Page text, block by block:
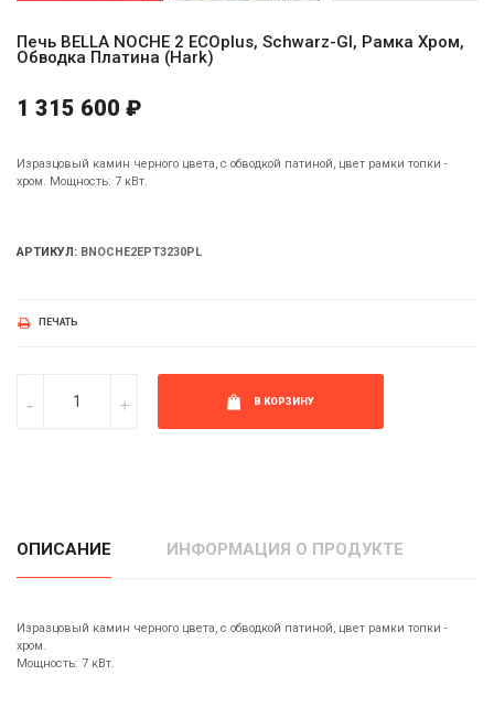
Печь BELLA NOCHE 2 ECOplus, Schwarz-Gl, Рамка Хром,
Обводка Платина (Hark)
1 315 600 ₽
Изразцовый камин черного цвета, с обводкой патиной, цвет рамки топки -
хром. Мощность: 7 кВт.
АРТИКУЛ: BNOCHE2EPT3230PL
ПЕЧАТЬ
В КОРЗИНУ
ОПИСАНИЕ ИНФОРМАЦИЯ О ПРОДУКТЕ
Изразцовый камин черного цвета, с обводкой патиной, цвет рамки топки -
хром.
Мощность: 7 кВт.